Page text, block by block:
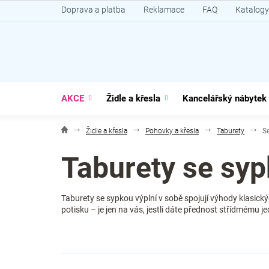
na
Doprava a platba Reklamace FAQ Katalogy
AKCE Židle a křesla Kancelářský nábytek
Židle a křesla Pohovky a křesla Taburety
Taburety se
Taburety se sypkou výplní v sobě spojují výhody
potisku – je jen na vás, jestli dáte přednost střídmému